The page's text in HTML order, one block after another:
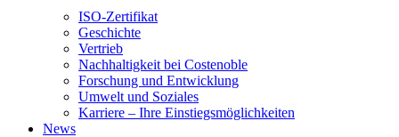
ISO-Zertifikat
Geschichte
Vertrieb
Nachhaltigkeit bei Costenoble
Forschung und Entwicklung
Umwelt und Soziales
Karriere – Ihre Einstiegsmöglichkeiten
News